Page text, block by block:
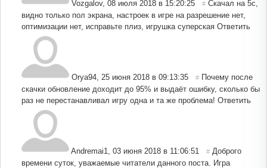
Vozgalov, 08 июля 2018 в 15:20:25 # Скачал на 5c,
видно только пол экрана, настроек в игре на разрешение нет,
оптимизации нет, исправьте плиз, игрушка суперская Ответить
Orya94 25 июня 2018 в 09:13:35 # Почему после
скачки обновление доходит до 95% и выдаёт ошибку, сколько бы
раз не перестанавливал игру одна и та же проблема! Ответить
Andremai1 03 июня 2018 в 11:06:51 # Доброго
времени суток, уважаемые читатели данного поста. Игра